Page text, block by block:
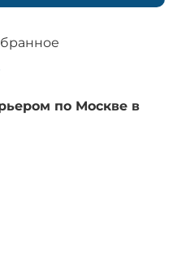
по Москве в